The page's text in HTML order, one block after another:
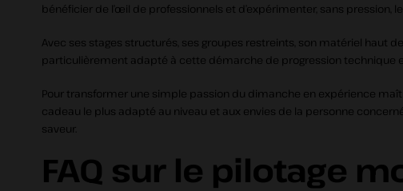
bénéficier de l’œil de professionnels et d’expérimenter, sans pression,
Avec ses stages structurés, ses groupes restreints, son matériel haut
particulièrement adapté à cette démarche de progression technique
Pour transformer une simple passion du dimanche en expérience
cadeau le plus adapté au niveau et aux envies de la personne
saveur.
FAQ sur le pilotage